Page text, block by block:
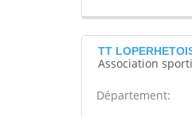
TT
Association
Département: